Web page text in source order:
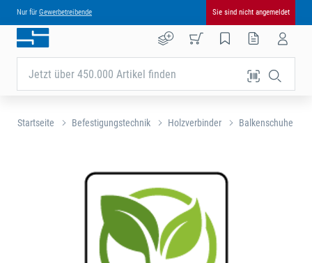
Nur für Gewerbetreibende Sie sind nicht angemeldet
Jetzt über 450.000 Artikel finden
Startseite Befestigungstechnik Holzverbinder Balkenschuhe